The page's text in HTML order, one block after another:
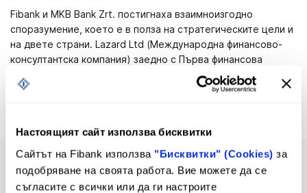
Настоящият сайт използва бисквитки
Сайтът на Fibank използва "Бисквитки" (Cookies) за
подобряване на своята работа. Вие можете да се
съгласите с всички или да ги настроите
Fibank и MKB Bank Zrt. постигнаха взаимноизгодно
споразумение, което е в полза на стратегическите цели и
на двете страни. Lazard Ltd (Международна финансово-
консултантска компания) заедно с Първа финансова
брокерска къща бяха водещ консултант на Fibank, а
правни съветници бяха Stephenson Harwood и Цветкова,